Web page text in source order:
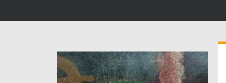
تحقيق في الجول
تقرير في الجول